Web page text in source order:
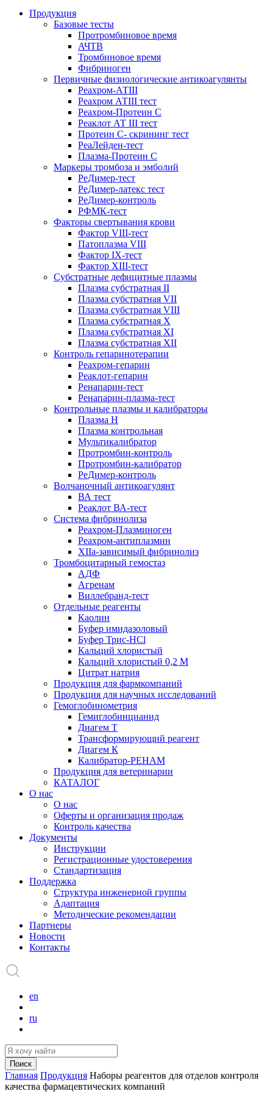
Продукция
Базовые тесты
Протромбиновое время
АЧТВ
Тромбиновое время
Фибриноген
Первичные физиологические антикоагулянты
Реахром-АТIII
Реахром АТIII тест
Реахром-Протеин С
Реаклот АТ III тест
Протеин С- скрининг тест
РеаЛейден-тест
Плазма-Протеин С
Маркеры тромбоза и эмболий
РеДимер-тест
РеДимер-латекс тест
РеДимер-контроль
РФМК-тест
Факторы свертывания крови
Фактор VIII-тест
Патоплазма VIII
Фактор IX-тест
Фактор XIII-тест
Субстратные дефицитные плазмы
Плазма субстратная II
Плазма субстратная VII
Плазма субстратная VIII
Плазма субстратная X
Плазма субстратная XI
Плазма субстратная XII
Контроль гепаринотерапии
Реахром-гепарин
Реаклот-гепарин
Ренапарин-тест
Ренапарин-плазма-тест
Контрольные плазмы и калибраторы
Плазма Н
Плазма контрольная
Мультикалибратор
Протромбин-контроль
Протромбин-калибратор
РеДимер-контроль
Волчаночный антикоагулянт
ВА тест
Реаклот ВА-тест
Система фибринолиза
Реахром-Плазминоген
Реахром-антиплазмин
XIIа-зависимый фибринолиз
Тромбоцитарный гемостаз
АДФ
Агренам
Виллебранд-тест
Отдельные реагенты
Каолин
Буфер имидазоловый
Буфер Трис-HCl
Кальций хлористый
Кальций хлористый 0,2 М
Цитрат натрия
Продукция для фармкомпаний
Продукция для научных исследований
Гемоглобинометрия
Гемиглобинцианид
Диагем Т
Трансформирующий реагент
Диагем К
Калибратор-РЕНАМ
Продукция для ветеринарии
КАТАЛОГ
О нас
О нас
Оферты и организация продаж
Контроль качества
Документы
Инструкции
Регистрационные удостоверения
Стандартизация
Поддержка
Структура инженерной группы
Адаптация
Методические рекомендации
Партнеры
Новости
Контакты
en
ru
Поиск
Главная Продукция Наборы реагентов для отделов контроля
качества фармацевтических компаний